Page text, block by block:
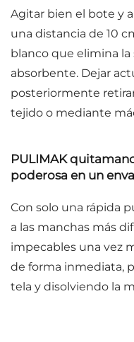
Agitar bien el bote y
una distancia de 10
blanco que elimina la
absorbente. Dejar
posteriormente
tejido o mediante
PULIMAK
poderosa en un
Con solo una rápida
a las manchas más
impecables una vez
de forma inmediata,
tela y disolviendo la